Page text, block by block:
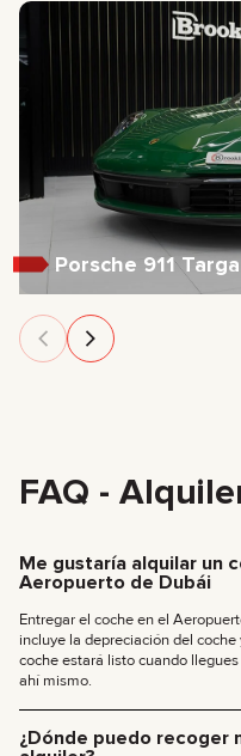
Porsche 911 Targa
FAQ -
Me gustaría alquilar un
Aeropuerto de Dubái
Entregar el coche en el
incluye la depreciación del
coche estará listo cuando
ahí mismo.
¿Dónde puedo recoger